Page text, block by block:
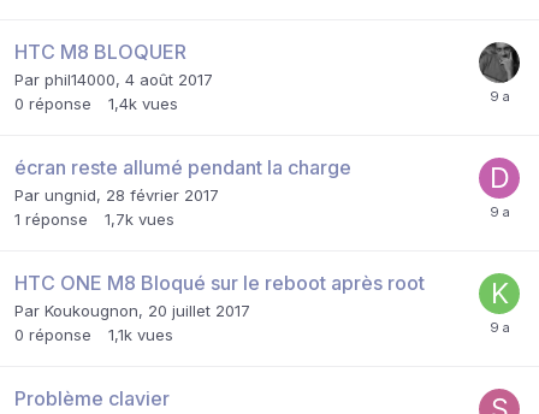
HTC M8 BLOQUER
Par phil14000, 4 août 2017
0 réponse 1,4k vues
écran reste allumé pendant la charge
Par ungnid, 28 février 2017
1 réponse 1,7k vues
HTC ONE M8 Bloqué sur le reboot après root
Par Koukougnon, 20 juillet 2017
0 réponse 1,1k vues
Problème clavier